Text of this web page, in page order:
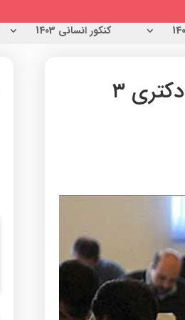
کنکور انسانی 1403
جزئیات پذیرش بدون آزمون ممتازین در دوره دکتری ۳